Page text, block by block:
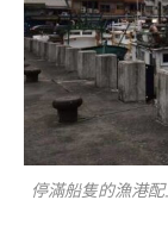
停滿船隻的漁港